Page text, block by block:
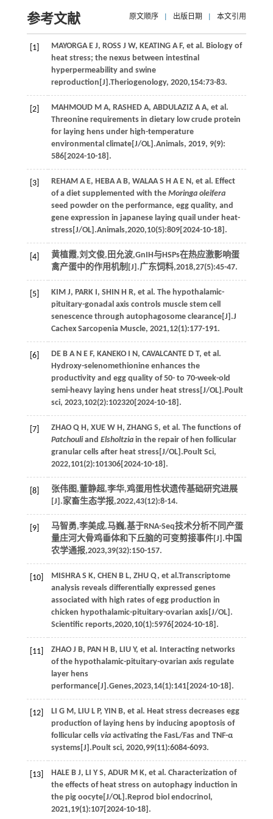
参考文献 原文顺序 出版日期 本文引用
[1] MAYORGA E J, ROSS J W, KEATING A F, et al. Biology of
heat stress; the nexus between intestinal
hyperpermeability and swine
reproduction[J].Theriogenology, 2020,154:73-83.
[2] MAHMOUD M A, RASHED A, ABDULAZIZ A A, et al.
Threonine requirements in dietary low crude protein
for laying hens under high-temperature
environmental climate[J/OL].Animals, 2019, 9(9):
586[2024-10-18].
[3] REHAM A E, HEBA A B, WALAA S H A E N, et al. Effect
of a diet supplemented with the Moringa oleifera
seed powder on the performance, egg quality, and
gene expression in japanese laying quail under heat-
stress[J/OL].Animals,2020,10(5):809[2024-10-18].
[4]
黄植霞,刘文俊,田允波,GnIH与HSPs在热应激影响蛋
禽产蛋中的作用机制[J].广东饲料,2018,27(5):45-47.
[5] KIM J, PARK I, SHIN H R, et al. The hypothalamic-
pituitary-gonadal axis controls muscle stem cell
senescence through autophagosome clearance[J].J
Cachex Sarcopenia Muscle, 2021,12(1):177-191.
[6] DE B A N E F, KANEKO I N, CAVALCANTE D T, et al.
Hydroxy-selenomethionine enhances the
productivity and egg quality of 50- to 70-week-old
semi-heavy laying hens under heat stress[J/OL].Poult
sci, 2023,102(2):102320[2024-10-18].
[7] ZHAO Q H, XUE W H, ZHANG S, et al. The functions of
Patchouliand Elsholtziain the repair of hen follicular
granular cells after heat stress[J/OL].Poult Sci,
2022,101(2):101306[2024-10-18].
[8]
张伟图,董静超,李华,鸡蛋用性状遗传基础研究进展
[J].家畜生态学报,2022,43(12):8-14.
[9]
马智勇,李美成,马巍,基于RNA-Seq技术分析不同产蛋
量庄河大骨鸡垂体和下丘脑的可变剪接事件[J].中国
农学通报,2023,39(32):150-157.
[10] MISHRA S K, CHEN B L, ZHU Q, et al.Transcriptome
analysis reveals differentially expressed genes
associated with high rates of egg production in
chicken hypothalamic-pituitary-ovarian axis[J/OL].
Scientific reports,2020,10(1):5976[2024-10-18].
[11] ZHAO J B, PAN H B, LIU Y, et al. Interacting networks
of the hypothalamic-pituitary-ovarian axis regulate
layer hens
performance[J].Genes,2023,14(1):141[2024-10-18].
[12] LI G M, LIU L P, YIN B, et al. Heat stress decreases egg
production of laying hens by inducing apoptosis of
follicular cells viaactivating the FasL/Fas and TNF-α
systems[J].Poult sci, 2020,99(11):6084-6093.
[13] HALE B J, LI Y S, ADUR M K, et al. Characterization of
the effects of heat stress on autophagy induction in
the pig oocyte[J/OL].Reprod biol endocrinol,
2021,19(1):107[2024-10-18].